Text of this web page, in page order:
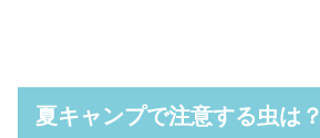
夏キャンプで注意する虫は？